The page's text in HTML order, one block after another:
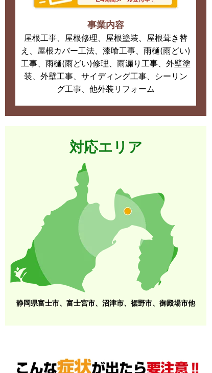
事業内容
屋根工事、屋根修理、屋根塗装、屋根葺き替
え、屋根カバー工法、漆喰工事、雨樋(雨どい)
工事、雨樋(雨どい)修理、雨漏り工事、外壁塗
装、外壁工事、サイディング工事、シーリン
グ工事、他外装リフォーム
対応エリア
静岡県富士市、富士宮市、沼津市、裾野市、御殿場市他